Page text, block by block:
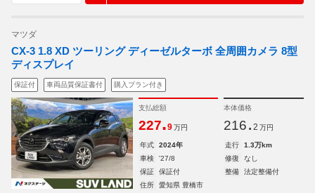
マツダ
CX-3 1.8 XD ツーリング ディーゼルターボ 全周囲カメラ 8型
ディスプレイ
保証付 車両品質保証書付 購入プラン付き
支払総額
227.9 万円
本体価格
216. 2 万円
年式 2024年 走行
1.3万km
車検
'27/8 修復
なし
保証
保証付 整備
法定整備付
住所
愛知県 豊橋市